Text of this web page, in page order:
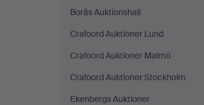
Borås Auktionshall
Crafoord Auktioner Lund
Crafoord Auktioner Malmö
Crafoord Auktioner Stockholm
Ekenbergs Auktioner